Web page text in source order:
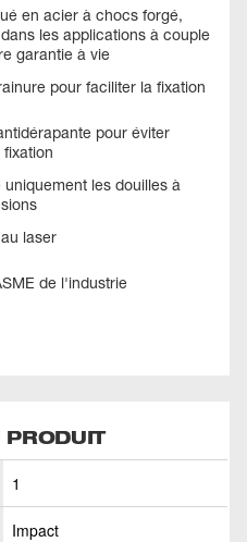
en acier à chocs forgé,
les applications à couple
garantie à vie
pour faciliter la fixation
pour éviter
les douilles à
laser
de l'industrie
PRODUIT
1
Impact